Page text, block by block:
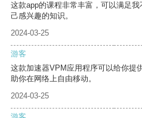
这款app的课程非常丰富，可以满足
己感兴趣的知识。
2024-03-25
游客
这款加速器VPM应用程序可以给你提
助你在网络上自由移动。
2024-03-25